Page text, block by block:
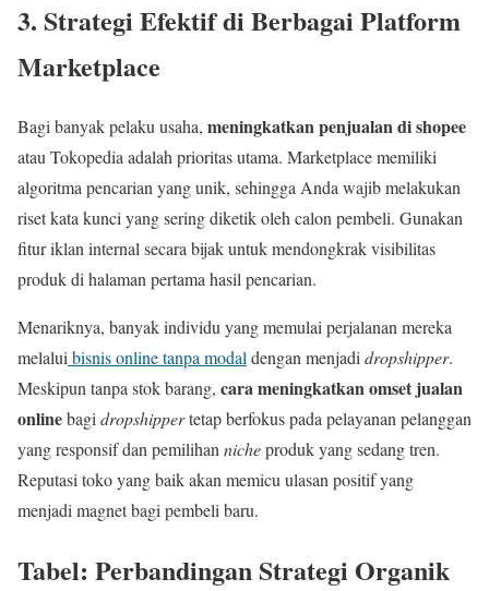
3. Strategi Efektif di Berbagai Platform
Marketplace
Bagi banyak pelaku usaha, meningkatkan penjualan di shopee
atau Tokopedia adalah prioritas utama. Marketplace memiliki
algoritma pencarian yang unik, sehingga Anda wajib melakukan
riset kata kunci yang sering diketik oleh calon pembeli. Gunakan
fitur iklan internal secara bijak untuk mendongkrak visibilitas
produk di halaman pertama hasil pencarian.
Menariknya, banyak individu yang memulai perjalanan mereka
melalui bisnis online tanpa modal dengan menjadi dropshipper.
Meskipun tanpa stok barang, cara meningkatkan omset jualan
onlinebagi dropshippertetap berfokus pada pelayanan pelanggan
yang responsif dan pemilihan nicheproduk yang sedang tren.
Reputasi toko yang baik akan memicu ulasan positif yang
menjadi magnet bagi pembeli baru.
Tabel: Perbandingan Strategi Organik